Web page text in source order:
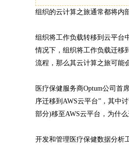
组织的云计算之旅通常都将内
组织将工作负载转移到云平台
情况下，组织将工作负载迁移
流程，那么其云计算之旅可能
医疗保健服务商Optum公司首
序迁移到AWS云平台”，其中
部分)移至AWS云平台，为什
开发和管理医疗保健数据分析